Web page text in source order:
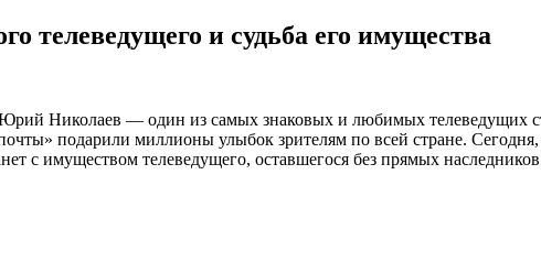
телеведущего и судьба его имущества
Николаев — один из самых знаковых и любимых телеведущих
подарили миллионы улыбок зрителям по всей стране. Сегодня,
с имуществом телеведущего, оставшегося без прямых